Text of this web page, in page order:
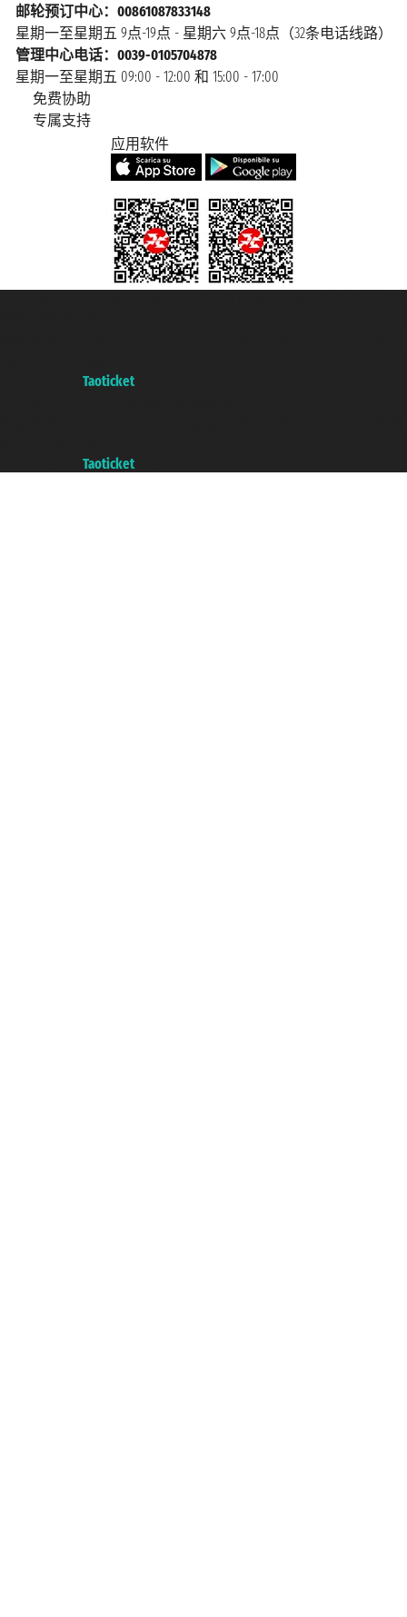
邮轮预订中心：00861087833148
星期一至星期五 9点-19点 - 星期六 9点-18点（32条电话线路）
管理中心电话：0039-0105704878
星期一至星期五 09:00 - 12:00 和 15:00 - 17:00
免费协助
专属支持
应用软件
Taoticket
Taoticket